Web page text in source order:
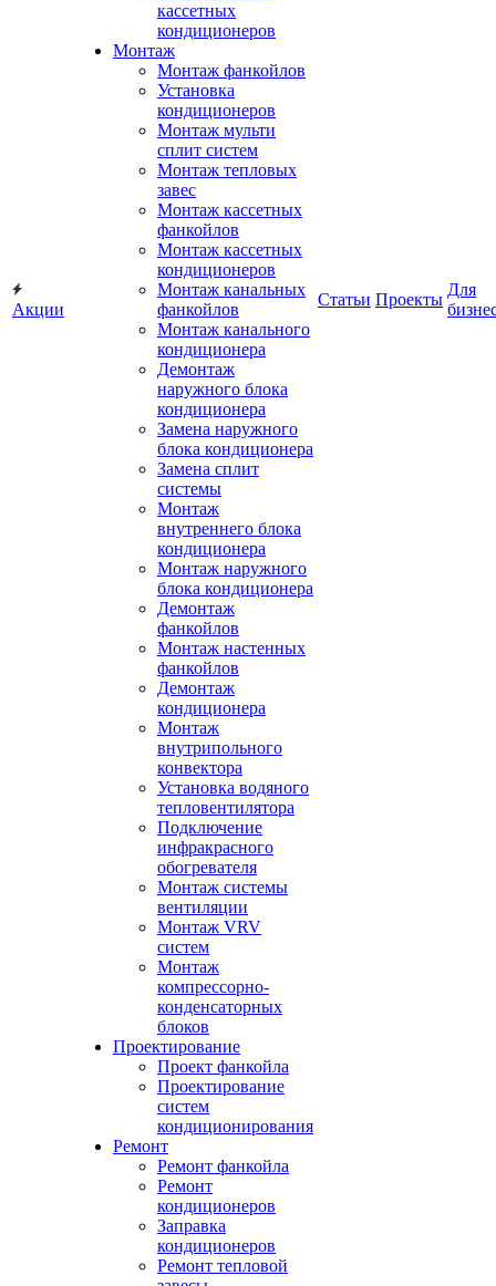
Акции
кассетных
кондиционеров
Монтаж
Монтаж фанкойлов
Установка
кондиционеров
Монтаж мульти
сплит систем
Монтаж тепловых
завес
Монтаж кассетных
фанкойлов
Монтаж кассетных
кондиционеров
Монтаж канальных
фанкойлов
Монтаж канального
кондиционера
Демонтаж
наружного блока
кондиционера
Замена наружного
блока кондиционера
Замена сплит
системы
Монтаж
внутреннего блока
кондиционера
Монтаж наружного
блока кондиционера
Демонтаж
фанкойлов
Монтаж настенных
фанкойлов
Демонтаж
кондиционера
Монтаж
внутрипольного
конвектора
Установка водяного
тепловентилятора
Подключение
инфракрасного
обогревателя
Монтаж системы
вентиляции
Монтаж VRV
систем
Монтаж
компрессорно-
конденсаторных
блоков
Проектирование
Проект фанкойла
Проектирование
систем
кондиционирования
Ремонт
Ремонт фанкойла
Ремонт
кондиционеров
Заправка
кондиционеров
Ремонт тепловой
Статьи Проекты
Для